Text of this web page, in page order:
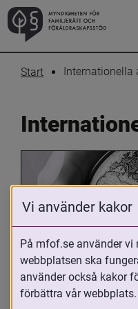
Start Internationella
Oavsett om du är
adoptivförälder
Vi använder kakor
På mfof.se använder
webbplatsen ska
använder också kakor
förbättra vår webbplats.